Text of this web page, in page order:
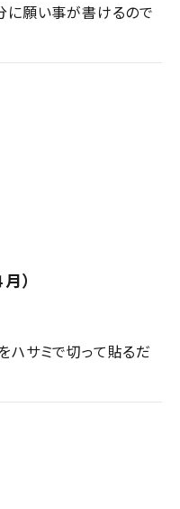
に願い事が書けるので
）
ハサミで切って貼るだ